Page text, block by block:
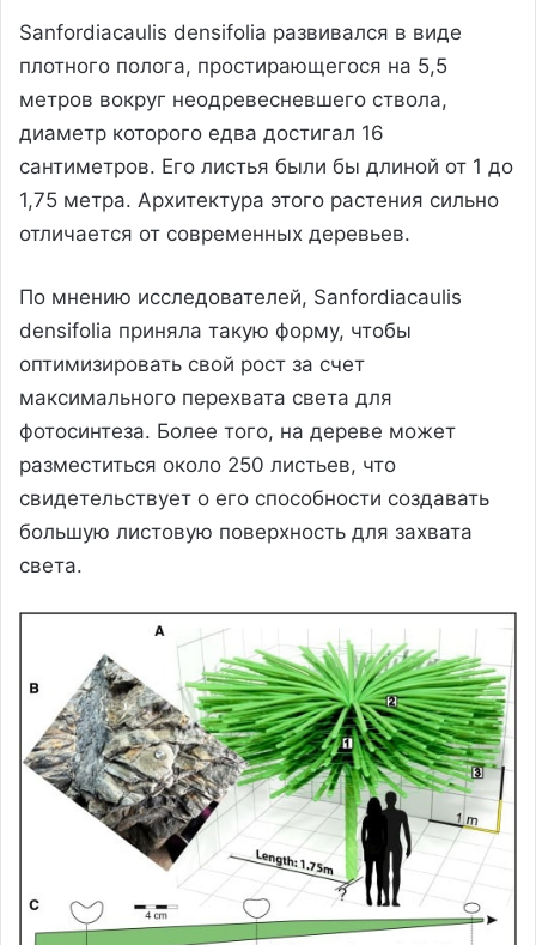
Sanfordiacaulis densifolia развивался в виде
плотного полога, простирающегося на 5,5
метров вокруг неодревесневшего ствола,
диаметр которого едва достигал 16
сантиметров. Его листья были бы длиной от 1 до
1,75 метра. Архитектура этого растения сильно
отличается от современных деревьев.
По мнению исследователей, Sanfordiacaulis
densifolia приняла такую форму, чтобы
оптимизировать свой рост за счет
максимального перехвата света для
фотосинтеза. Более того, на дереве может
разместиться около 250 листьев, что
свидетельствует о его способности создавать
большую листовую поверхность для захвата
света.